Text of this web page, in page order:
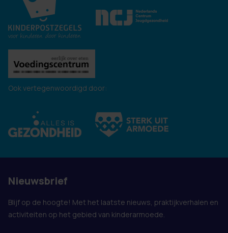
Ook vertegenwoordigd door:
Nieuwsbrief
Blijf op de hoogte! Met het laatste nieuws, praktijkverhalen en
activiteiten op het gebied van kinderarmoede.